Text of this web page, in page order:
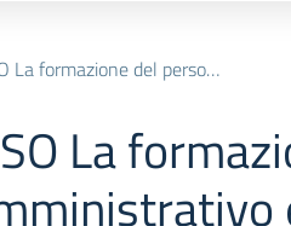
amministrativo e direttivo in materia di privacy
La